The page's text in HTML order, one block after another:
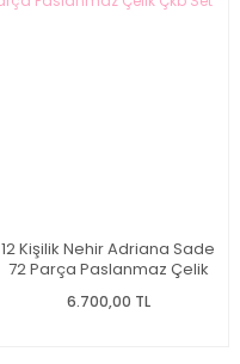
12 Kişilik Nehir Adriana Sade
72 Parça Paslanmaz Çelik
6.700,00 TL